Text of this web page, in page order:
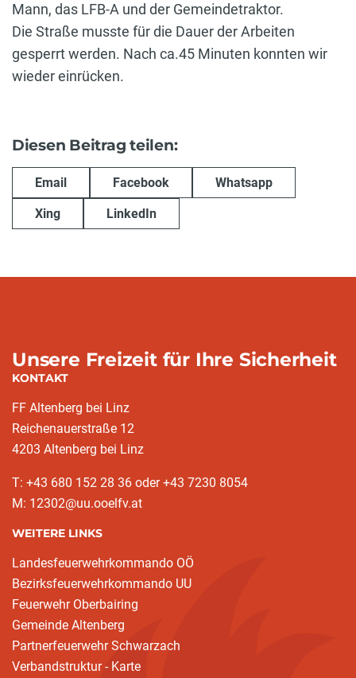
Mann, das LFB-A und der Gemeindetraktor.
Die Straße musste für die Dauer der Arbeiten
gesperrt werden. Nach ca.45 Minuten konnten wir
wieder einrücken.
Diesen Beitrag teilen:
Email Facebook Whatsapp
Xing LinkedIn
Unsere Freizeit für Ihre Sicherheit
KONTAKT
FF Altenberg bei Linz
Reichenauerstraße 12
4203 Altenberg bei Linz
T: +43 680 152 28 36 oder +43 7230 8054
M: 12302@uu.ooelfv.at
WEITERE LINKS
Landesfeuerwehrkommando OÖ
Bezirksfeuerwehrkommando UU
Feuerwehr Oberbairing
Gemeinde Altenberg
Partnerfeuerwehr Schwarzach
Verbandstruktur - Karte